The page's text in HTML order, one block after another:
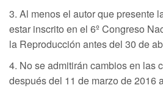
3. Al menos el autor que presente
estar inscrito en el 6º Congreso
la Reproducción antes del 30 de
4. No se admitirán cambios en las
después del 11 de marzo de 2016